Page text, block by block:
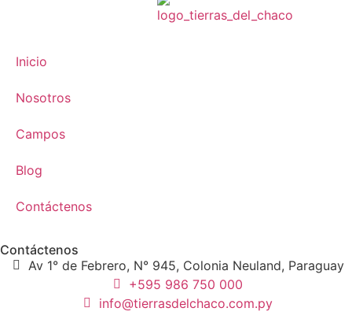
Inicio
Nosotros
Campos
Blog
Contáctenos
Contáctenos
Av 1° de Febrero, N° 945, Colonia Neuland, Paraguay
+595 986 750 000
info@tierrasdelchaco.com.py